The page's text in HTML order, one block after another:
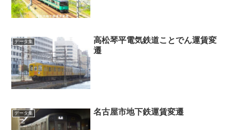
データ集
高松琴平電気鉄道ことでん運賃変
遷
データ集 名古屋市地下鉄運賃変遷